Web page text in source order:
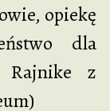
opiekę
dla
Rajnike z